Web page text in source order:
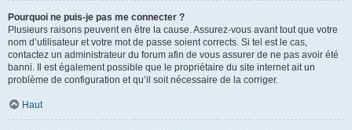
Pourquoi ne puis-je pas me connecter ?
Plusieurs raisons peuvent en être la cause. Assurez-vous avant tout que votre
nom d’utilisateur et votre mot de passe soient corrects. Si tel est le cas,
contactez un administrateur du forum afin de vous assurer de ne pas avoir été
banni. Il est également possible que le propriétaire du site internet ait un
problème de configuration et qu’il soit nécessaire de la corriger.
Haut